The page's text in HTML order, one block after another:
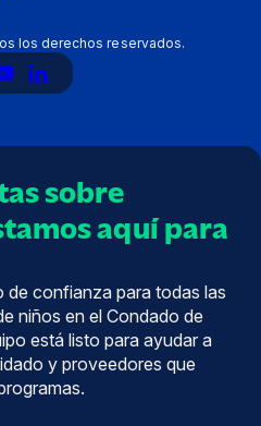
los derechos reservados.
Enlace
a
sobre
aquí para
de confianza para todas las
niños en el Condado de
está listo para ayudar a
y proveedores que